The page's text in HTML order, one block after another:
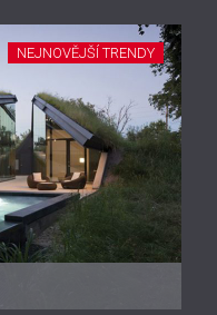
NEJNOVĚJŠÍ TRENDY